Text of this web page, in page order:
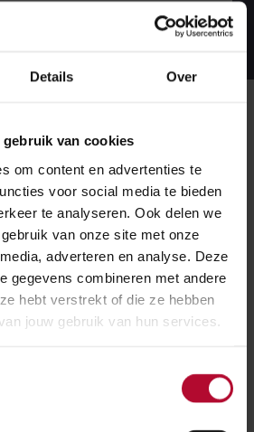
Details Over
gebruik van cookies
om content en advertenties te
voor social media te bieden
te analyseren. Ook delen we
van onze site met onze
adverteren en analyse. Deze
gegevens combineren met andere
hebt verstrekt of die ze hebben
jouw gebruik van hun services.
Spoedwerkzaamheden
nieuws